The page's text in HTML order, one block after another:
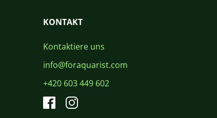
KONTAKT
Kontaktiere uns
info@foraquarist.com
+420 603 449 602